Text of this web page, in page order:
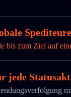
bis zum Ziel auf
jede